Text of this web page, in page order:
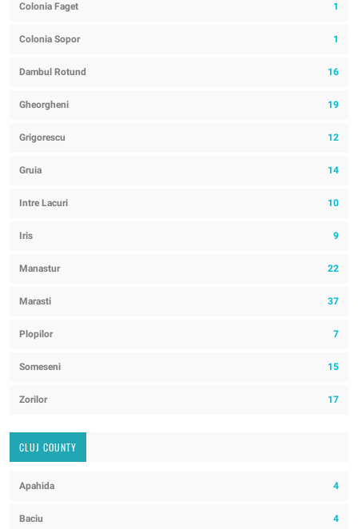
Colonia Faget 1
Colonia Sopor 1
Dambul Rotund 16
Gheorgheni 19
Grigorescu 12
Gruia 14
Intre Lacuri 10
Iris 9
Manastur 22
Marasti 37
Plopilor 7
Someseni 15
Zorilor 17
CLUJ COUNTY
Apahida 4
Baciu 4